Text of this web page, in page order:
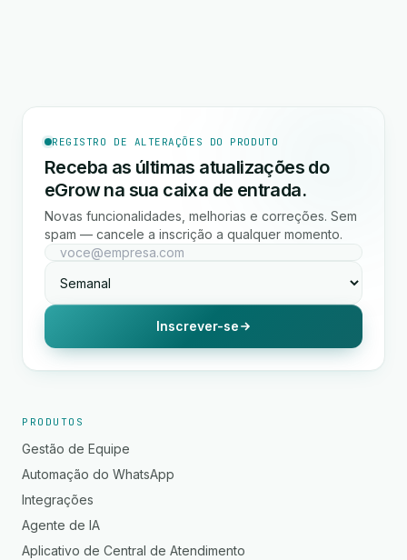
REGISTRO DE ALTERAÇÕES DO PRODUTO
Receba as últimas atualizações do
eGrow na sua caixa de entrada.
Novas funcionalidades, melhorias e correções. Sem
spam — cancele a inscrição a qualquer momento.
Inscrever-se
PRODUTOS
Gestão de Equipe
Automação do WhatsApp
Integrações
Agente de IA
Aplicativo de Central de Atendimento